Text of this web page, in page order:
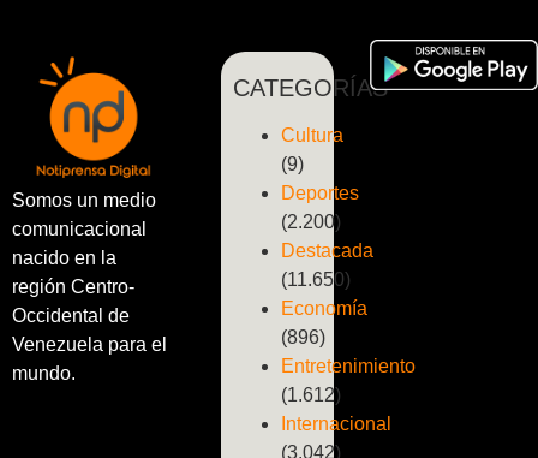
Somos un medio
comunicacional
nacido en la
región Centro-
Occidental de
Venezuela para el
mundo.
CATEGORÍAS
Cultura
(9)
Deportes
(2.200)
Destacada
(11.650)
Economía
(896)
Entretenimiento
(1.612)
Internacional
(3.042)